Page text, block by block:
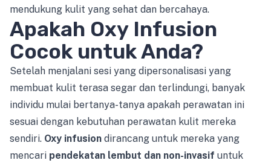
mendukung kulit yang sehat dan bercahaya.
Apakah Oxy Infusion
Cocok untuk Anda?
Setelah menjalani sesi yang dipersonalisasi yang
membuat kulit terasa segar dan terlindungi, banyak
individu mulai bertanya-tanya apakah perawatan ini
sesuai dengan kebutuhan perawatan kulit mereka
sendiri. Oxy infusion dirancang untuk mereka yang
mencari pendekatan lembut dan non-invasif untuk